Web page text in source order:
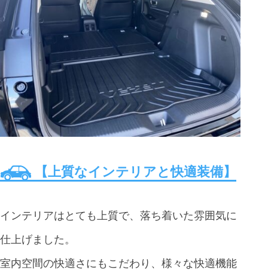
【上質なインテリアと快適装備】
インテリアはとても上質で、落ち着いた雰囲気に
仕上げました。
室内空間の快適さにもこだわり、様々な快適機能